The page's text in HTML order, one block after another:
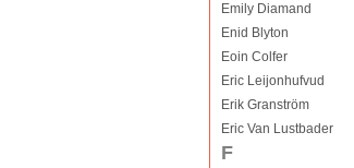
Emily Diamand
Enid Blyton
Eoin Colfer
Eric Leijonhufvud
Erik Granström
Eric Van Lustbader
F